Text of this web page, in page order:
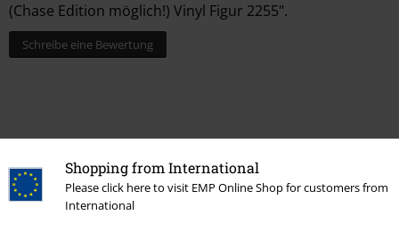
Shopping from International
Please click here to visit EMP Online Shop for customers from
International
(Chase Edition möglich!) Vinyl Figur 2255".
Schreibe eine Bewertung